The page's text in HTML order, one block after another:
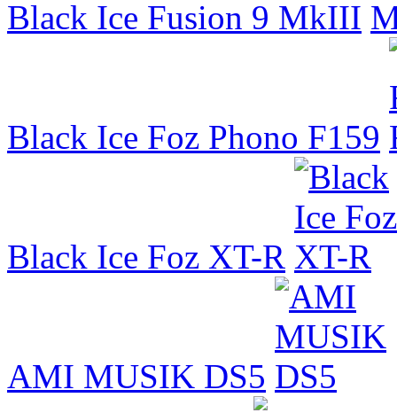
Black Ice Fusion 9 MkIII
Black Ice Foz Phono F159
Black Ice Foz XT-R
AMI MUSIK DS5